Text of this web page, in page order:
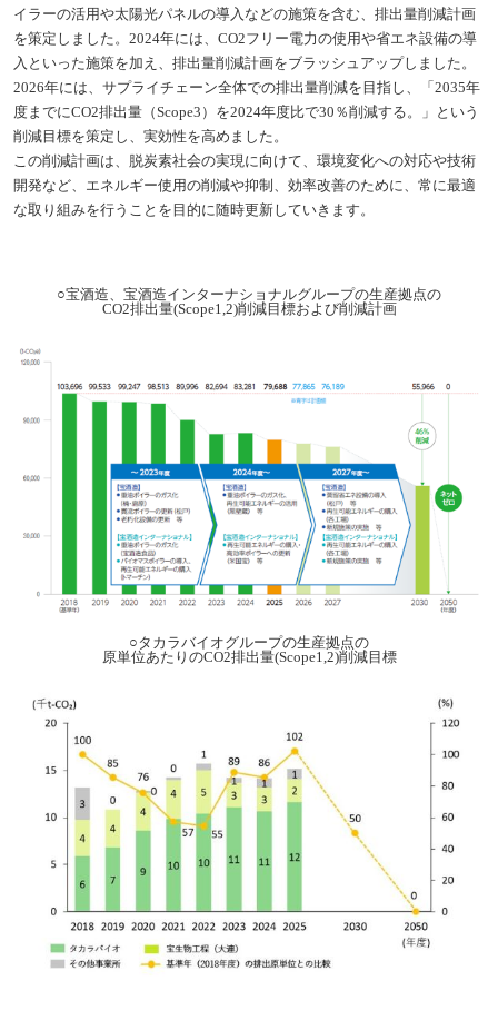
イラーの活用や太陽光パネルの導入などの施策を含む、排出量削減計画
を策定しました。2024年には、CO2フリー電力の使用や省エネ設備の導
入といった施策を加え、排出量削減計画をブラッシュアップしました。
2026年には、サプライチェーン全体での排出量削減を目指し、「2035年
度までにCO2排出量（Scope3）を2024年度比で30％削減する。」という
削減目標を策定し、実効性を高めました。
この削減計画は、脱炭素社会の実現に向けて、環境変化への対応や技術
開発など、エネルギー使用の削減や抑制、効率改善のために、常に最適
な取り組みを行うことを目的に随時更新していきます。
○宝酒造、宝酒造インターナショナルグループの生産拠点の
CO2排出量(Scope1,2)削減目標および削減計画
○タカラバイオグループの生産拠点の
原単位あたりのCO2排出量(Scope1,2)削減目標